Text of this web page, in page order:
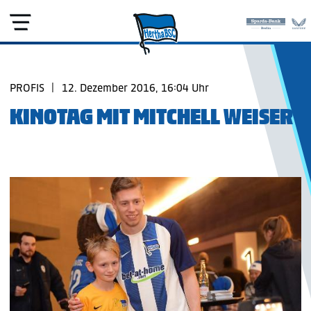
PROFIS 12. Dezember 2016, 16:04 Uhr
KINOTAG MIT MITCHELL WEISER